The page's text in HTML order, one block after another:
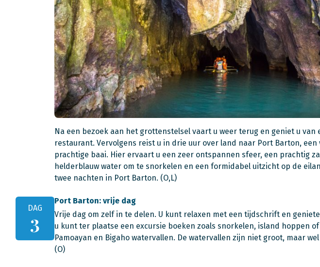
Na een bezoek aan het grottenstelsel vaart u weer terug en geniet u van
restaurant. Vervolgens reist u in drie uur over land naar Port Barton, een
prachtige baai. Hier ervaart u een zeer ontspannen sfeer, een prachtig
helderblauw water om te snorkelen en een formidabel uitzicht op de
twee nachten in Port Barton. (O,L)
DAG
3
Port Barton: vrije dag
Vrije dag om zelf in te delen. U kunt relaxen met een tijdschrift en
u kunt ter plaatse een excursie boeken zoals snorkelen, island hoppen
Pamoayan en Bigaho watervallen. De watervallen zijn niet groot, maar
(O)